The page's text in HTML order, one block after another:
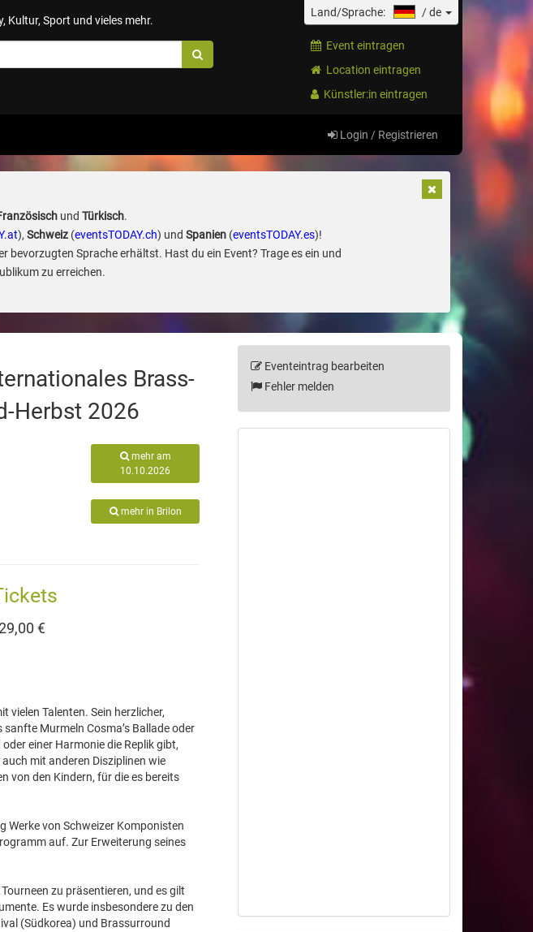
Kultur, Sport und vieles mehr.
Land/Sprache: /de
Event eintragen
Location eintragen
Künstler:in eintragen
Login / Registrieren
und Türkisch.
), Schweiz(eventsTODAY.ch) und Spanien(eventsTODAY.es)!
Sprache erhältst. Hast du ein Event? Trage es ein und
zu erreichen.
Brass-
Herbst 2026
mehr am
10.10.2026
mehr in Brilon
€
vielen Talenten. Sein herzlicher,
Murmeln Cosma’s Ballade oder
einer Harmonie die Replik gibt,
mit anderen Disziplinen wie
von den Kindern, für die es bereits
Werke von Schweizer Komponisten
auf. Zur Erweiterung seines
zu präsentieren, und es gilt
Es wurde insbesondere zu den
(Südkorea) und Brassurround
Eventeintrag bearbeiten
Fehler melden